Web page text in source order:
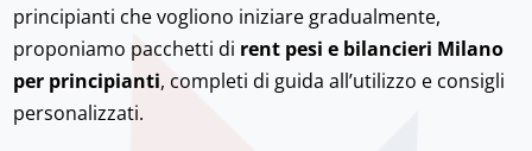
principianti che vogliono iniziare gradualmente,
proponiamo pacchetti di rent pesi e bilancieri Milano
per principianti, completi di guida all’utilizzo e consigli
personalizzati.